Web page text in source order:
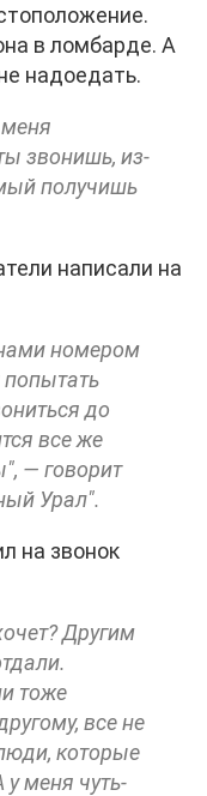
в ломбарде. А
надоедать.
меня
звонишь, из-
получишь
написали на
номером
до
все же
— говорит
Урал".
на звонок
Другим
тоже
все не
которые
меня чуть-